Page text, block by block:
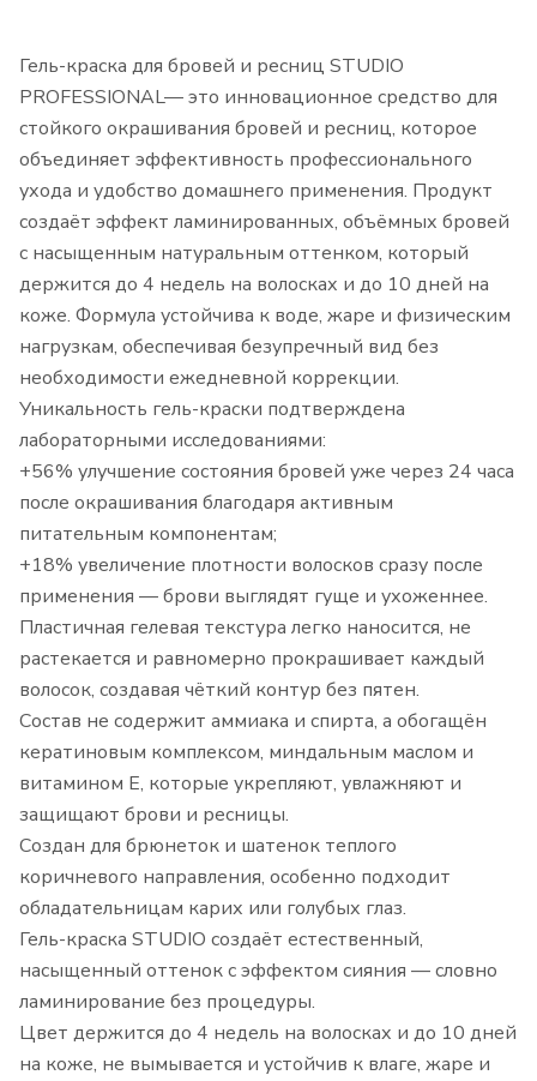
Гель-краска для бровей и ресниц STUDIO
PROFESSIONAL— это инновационное средство для
стойкого окрашивания бровей и ресниц, которое
объединяет эффективность профессионального
ухода и удобство домашнего применения. Продукт
создаёт эффект ламинированных, объёмных бровей
с насыщенным натуральным оттенком, который
держится до 4 недель на волосках и до 10 дней на
коже. Формула устойчива к воде, жаре и физическим
нагрузкам, обеспечивая безупречный вид без
необходимости ежедневной коррекции.
Уникальность гель-краски подтверждена
лабораторными исследованиями:
+56% улучшение состояния бровей уже через 24 часа
после окрашивания благодаря активным
питательным компонентам;
+18% увеличение плотности волосков сразу после
применения — брови выглядят гуще и ухоженнее.
Пластичная гелевая текстура легко наносится, не
растекается и равномерно прокрашивает каждый
волосок, создавая чёткий контур без пятен.
Состав не содержит аммиака и спирта, а обогащён
кератиновым комплексом, миндальным маслом и
витамином E, которые укрепляют, увлажняют и
защищают брови и ресницы.
Создан для брюнеток и шатенок теплого
коричневого направления, особенно подходит
обладательницам карих или голубых глаз.
Гель-краска STUDIO создаёт естественный,
насыщенный оттенок с эффектом сияния — словно
ламинирование без процедуры.
Цвет держится до 4 недель на волосках и до 10 дней
на коже, не вымывается и устойчив к влаге, жаре и